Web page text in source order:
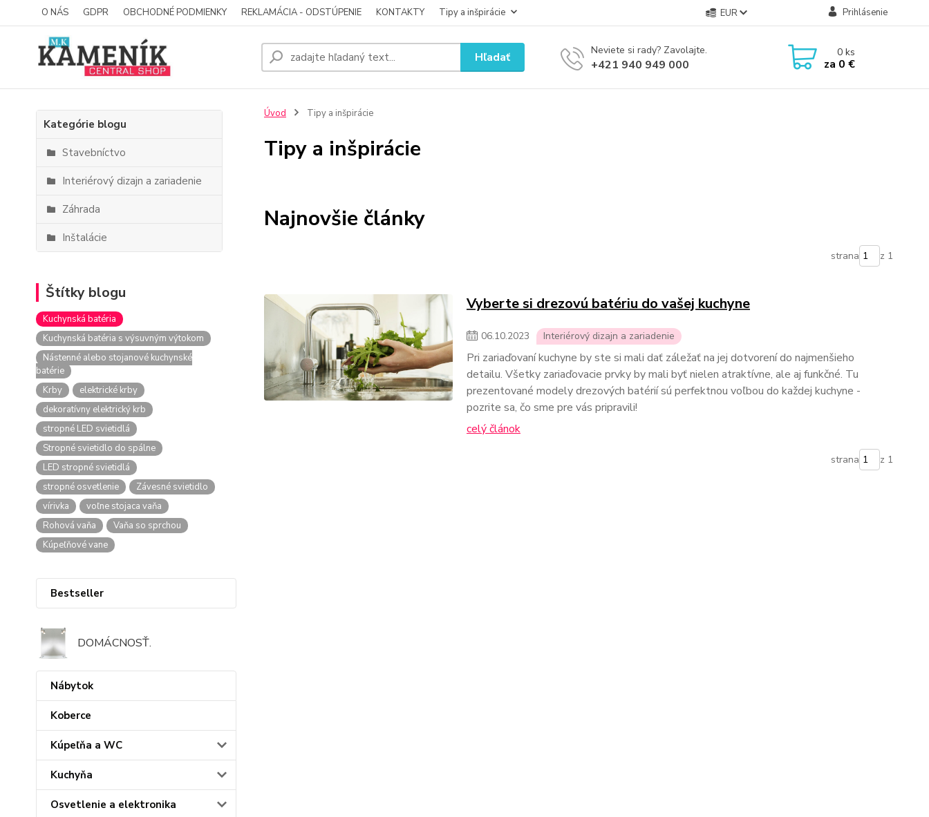
O NÁS GDPR OBCHODNÉ PODMIENKY REKLAMÁCIA - ODSTÚPENIE KONTAKTY Tipy a inšpirácie EUR Prihlásenie
Hľadať Neviete si rady? Zavolajte.
+421 940 949 000
0ks
za 0 €
Kategórie blogu
Stavebníctvo
Interiérový dizajn a zariadenie
Záhrada
Inštalácie
Štítky blogu
Kuchynská batéria
Kuchynská batéria s výsuvným výtokom
Nástenné alebo stojanové kuchynské
batérie
Krby
elektrické krby
dekoratívny elektrický krb
stropné LED svietidlá
Stropné svietidlo do spálne
LED stropné svietidlá
stropné osvetlenie
Závesné svietidlo
vírivka
voľne stojaca vaňa
Rohová vaňa
Vaňa so sprchou
Kúpeľňové vane
Bestseller
DOMÁCNOSŤ.
Nábytok
Koberce
Kúpeľňa a WC
Kuchyňa
Osvetlenie a elektronika
Úvod Tipy a inšpirácie
Tipy a inšpirácie
Najnovšie články
strana z 1
Vyberte si drezovú batériu do vašej kuchyne
06.10.2023 Interiérový dizajn a zariadenie
Pri zariaďovaní kuchyne by ste si mali dať záležať na jej dotvorení do najmenšieho
detailu. Všetky zariaďovacie prvky by mali byť nielen atraktívne, ale aj funkčné. Tu
prezentované modely drezových batérií sú perfektnou voľbou do každej kuchyne -
pozrite sa, čo sme pre vás pripravili!
celý článok
strana z 1